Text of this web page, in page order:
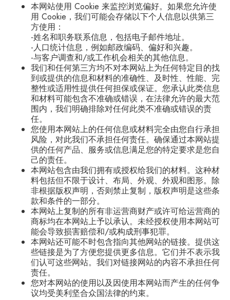
本网站使用 Cookie 来监控浏览偏好。如果您允许使
用 Cookie，我们可能会存储以下个人信息以供第三
方使用：
-姓名和职务联系信息，包括电子邮件地址。
-人口统计信息，例如邮政编码、偏好和兴趣。
-与客户调查和/或工作机会相关的其他信息。
我们和任何第三方均不对本网站上为任何特定目的找
到或提供的信息和材料的准确性、及时性、性能、完
整性或适用性提供任何担保或保证。您承认此类信息
和材料可能包含不准确或错误，在法律允许的最大范
围内，我们明确排除对任何此类不准确或错误的责
任。
您使用本网站上的任何信息或材料完全由您自行承担
风险，对此我们不承担任何责任。确保通过本网站提
供的任何产品、服务或信息满足您的特定要求是您自
己的责任。
本网站包含由我们拥有或授权给我们的材料。这种材
料包括但不限于设计、布局、外观、外观和图形。除
非根据版权声明，否则禁止复制，版权声明是这些条
款和条件的一部分。
本网站上复制的所有非运营商财产或许可给运营商的
商标均在本网站上予以承认。未经授权使用本网站可
能会导致损害赔偿和/或构成刑事犯罪。
本网站还可能不时包含指向其他网站的链接。提供这
些链接是为了方便您提供更多信息。它们并不表示我
们认可这些网站。我们对链接网站的内容不承担任何
责任。
您对本网站的使用以及因使用本网站而产生的任何争
议均受美利坚合众国法律的约束。